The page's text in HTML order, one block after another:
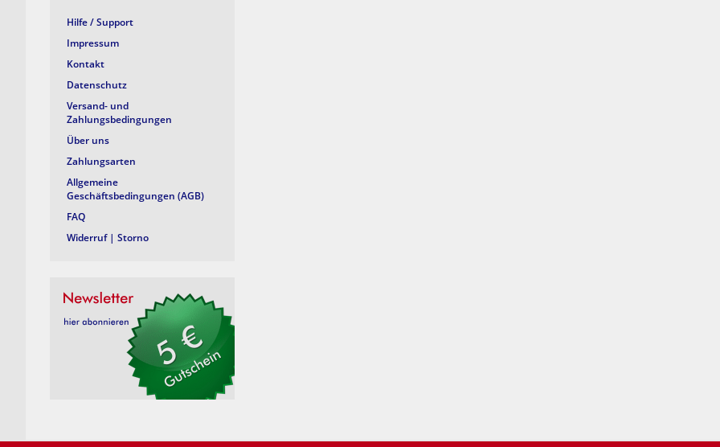
Hilfe / Support
Impressum
Kontakt
Datenschutz
Versand- und
Zahlungsbedingungen
Über uns
Zahlungsarten
Allgemeine
Geschäftsbedingungen (AGB)
FAQ
Widerruf | Storno